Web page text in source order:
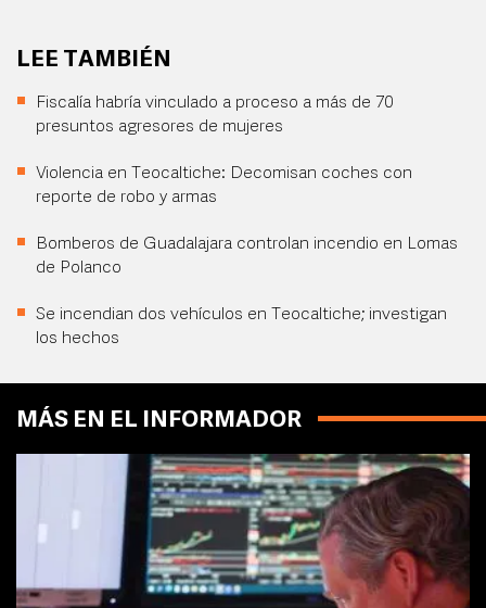
LEE TAMBIÉN
Fiscalía habría vinculado a proceso a más de 70
presuntos agresores de mujeres
Violencia en Teocaltiche: Decomisan coches con
reporte de robo y armas
Bomberos de Guadalajara controlan incendio en Lomas
de Polanco
Se incendian dos vehículos en Teocaltiche; investigan
los hechos
MÁS EN EL INFORMADOR